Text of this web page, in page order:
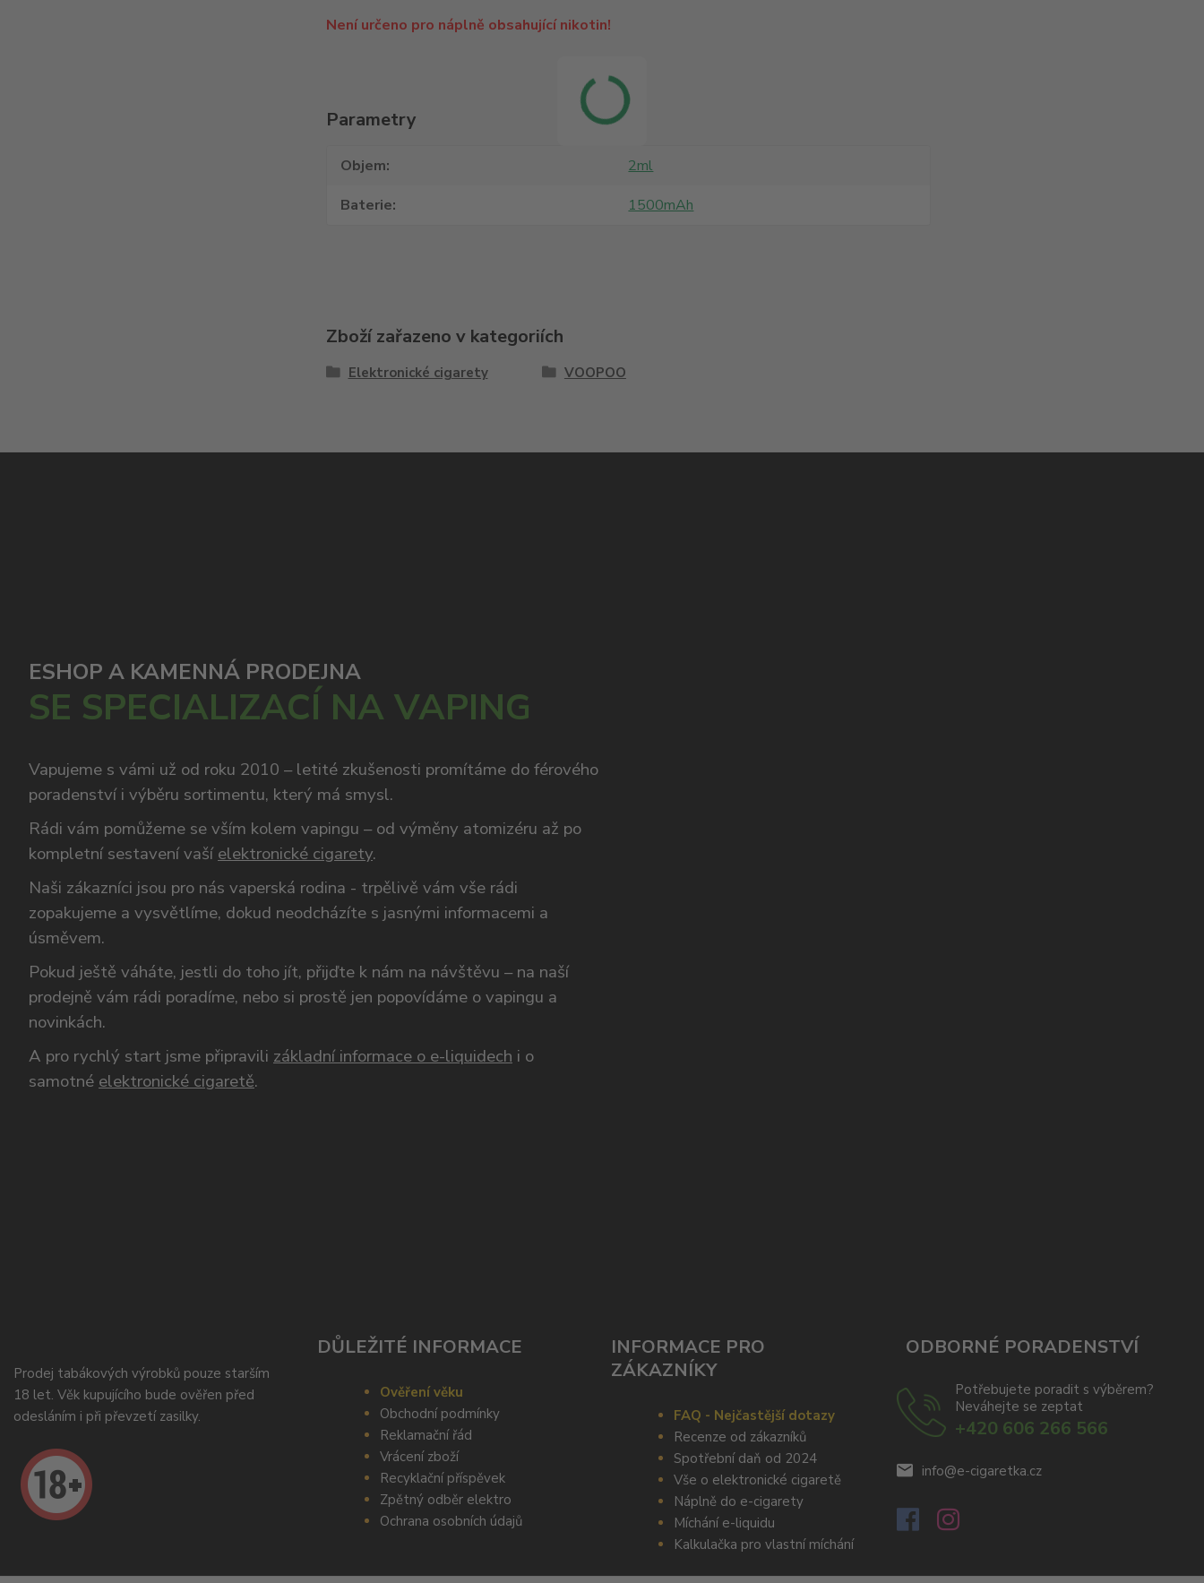
Není určeno pro náplně obsahující nikotin!
Parametry
Objem
2ml
Baterie
1500mAh
Zboží zařazeno v kategoriích
Elektronické cigarety VOOPOO
ESHOP A KAMENNÁ PRODEJNA
SE SPECIALIZACÍ NA VAPING
Vapujeme s vámi už od roku 2010 – letité zkušenosti promítáme do férového
poradenství i výběru sortimentu, který má smysl.
Rádi vám pomůžeme se vším kolem vapingu – od výměny atomizéru až po
kompletní sestavení vaší elektronické cigarety.
Naši zákazníci jsou pro nás vaperská rodina - trpělivě vám vše rádi
zopakujeme a vysvětlíme, dokud neodcházíte s jasnými informacemi a
úsměvem.
Pokud ještě váháte, jestli do toho jít, přijďte k nám na návštěvu – na naší
prodejně vám rádi poradíme, nebo si prostě jen popovídáme o vapingu a
novinkách.
A pro rychlý start jsme připravili základní informace o e-liquidech i o
samotné elektronické cigaretě.
Prodej tabákových výrobků pouze starším
18 let. Věk kupujícího bude ověřen před
odesláním i při převzetí zasilky.
DŮLEŽITÉ INFORMACE
Ověření věku
Obchodní podmínky
Reklamační řád
Vrácení zboží
Recyklační příspěvek
Zpětný odběr elektro
Ochrana osobních údajů
INFORMACE PRO
ZÁKAZNÍKY
FAQ - Nejčastější dotazy
Recenze od zákazníků
Spotřební daň od 2024
Vše o elektronické cigaretě
Náplně do e-cigarety
Míchání e-liquidu
Kalkulačka pro vlastní míchání
ODBORNÉ PORADENSTVÍ
Potřebujete poradit s výběrem?
Neváhejte se zeptat
+420 606 266 566
info@e-cigaretka.cz